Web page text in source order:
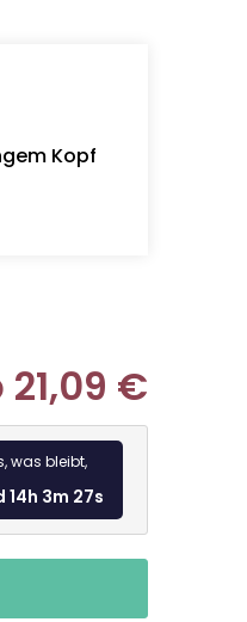
Kopf
21,09 €
was bleibt,
14h 3m 26s